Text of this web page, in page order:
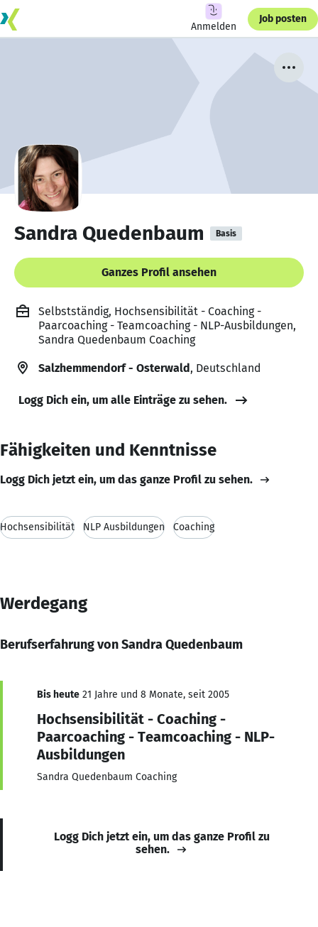
Anmelden
Job posten
Sandra Quedenbaum Basis
Ganzes Profil ansehen
Selbstständig, Hochsensibilität - Coaching -
Paarcoaching - Teamcoaching - NLP-Ausbildungen,
Sandra Quedenbaum Coaching
Salzhemmendorf - Osterwald, Deutschland
Logg Dich ein, um alle Einträge zu sehen.
Fähigkeiten und Kenntnisse
Logg Dich jetzt ein, um das ganze Profil zu sehen.
Hochsensibilität NLP Ausbildungen Coaching
Werdegang
Berufserfahrung von Sandra Quedenbaum
Bis heute 21 Jahre und 8 Monate, seit 2005
Hochsensibilität - Coaching -
Paarcoaching - Teamcoaching - NLP-
Ausbildungen
Sandra Quedenbaum Coaching
Logg Dich jetzt ein, um das ganze Profil zu
sehen.